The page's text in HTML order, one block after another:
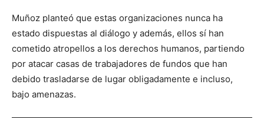
Muñoz planteó que estas organizaciones nunca ha
estado dispuestas al diálogo y además, ellos sí han
cometido atropellos a los derechos humanos, partiendo
por atacar casas de trabajadores de fundos que han
debido trasladarse de lugar obligadamente e incluso,
bajo amenazas.